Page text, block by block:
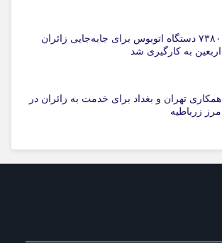
۷۳۸۰ دستگاه اتوبوس برای جابه‌جایی زائران
اربعین به‌ کارگیری شد
همکاری تهران و بغداد برای خدمت به زائران در
مرز زرباطیه